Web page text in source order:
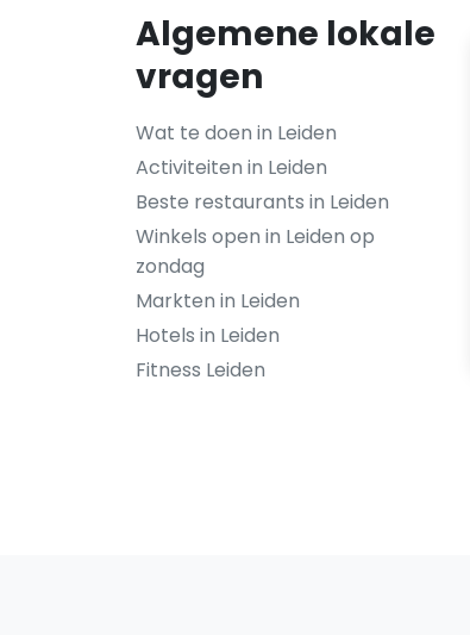
Algemene lokale
vragen
Wat te doen in Leiden
Activiteiten in Leiden
Beste restaurants in Leiden
Winkels open in Leiden op
zondag
Markten in Leiden
Hotels in Leiden
Fitness Leiden